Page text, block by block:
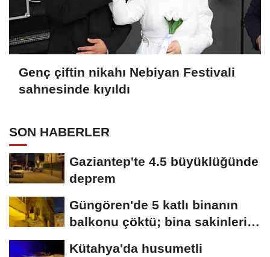
Genç çiftin nikahı Nebiyan Festivali
sahnesinde kıyıldı
SON HABERLER
Gaziantep'te 4.5 büyüklüğünde
deprem
Güngören'de 5 katlı binanın
balkonu çöktü; bina sakinleri
Kütahya'da husumetli